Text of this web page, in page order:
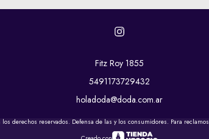
Fitz Roy 1855
5491173729432
holadoda@doda.com.ar
los derechos reservados. Defensa de las y los consumidores. Para reclamos